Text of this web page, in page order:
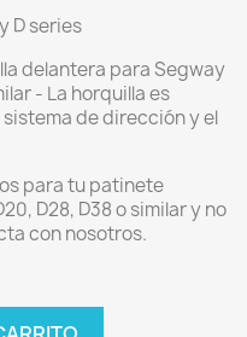
D series
delantera para Segway
- La horquilla es
de dirección y el
para tu patinete
D28, D38 o similar y no
con nosotros.